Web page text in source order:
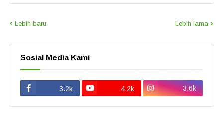
Lebih baru Lebih lama
Sosial Media Kami
3.2k 4.2k 3.6k